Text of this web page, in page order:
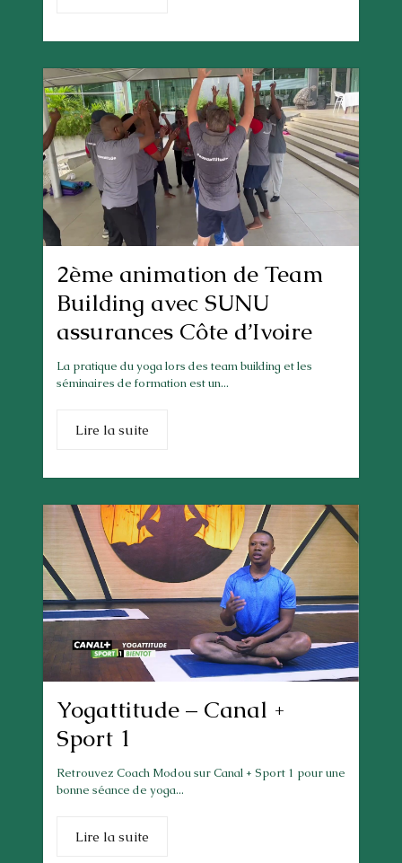
2ème animation de Team
Building avec SUNU
assurances Côte d’Ivoire
La pratique du yoga lors des team building et les
séminaires de formation est un...
Lire la suite
Yogattitude – Canal +
Sport 1
Retrouvez Coach Modou sur Canal + Sport 1 pour une
bonne séance de yoga...
Lire la suite